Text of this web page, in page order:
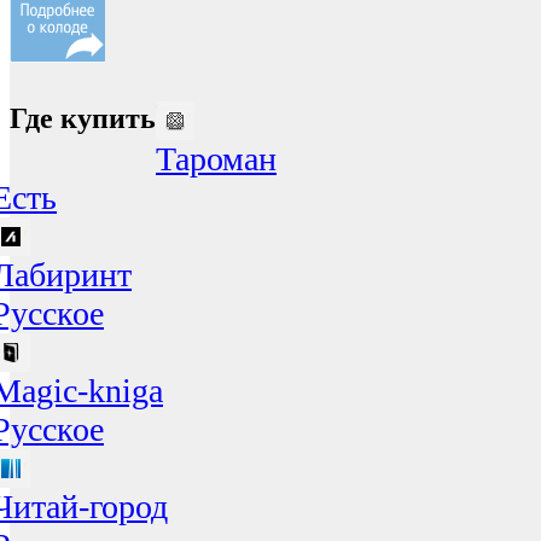
Где купить
Тароман
kniga
город